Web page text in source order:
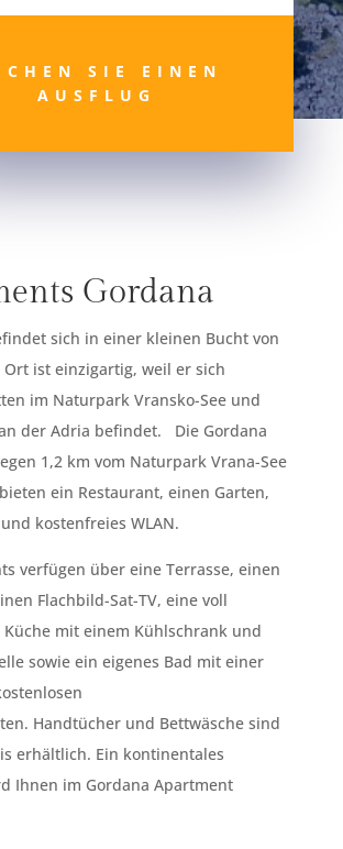
SIE EINEN
AUSFLUG
Gordana
sich in einer kleinen Bucht von
Ort ist einzigartig, weil er sich
im Naturpark Vransko-See und
der Adria befindet.
Die Gordana
1,2 km vom Naturpark Vrana-See
ein Restaurant, einen Garten,
kostenfreies WLAN.
verfügen über eine Terrasse, einen
Flachbild-Sat-TV, eine voll
mit einem Kühlschrank und
sowie ein eigenes Bad mit einer
Handtücher und Bettwäsche sind
erhältlich. Ein kontinentales
Ihnen im Gordana Apartment